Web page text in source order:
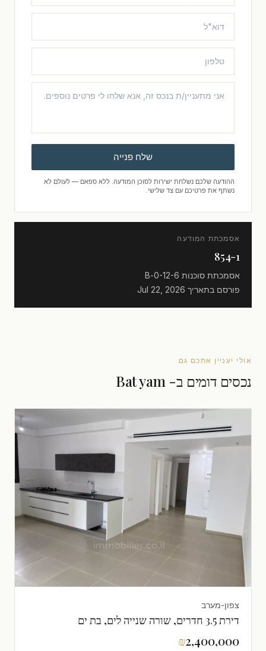
שלח פנייה
ההודעה שלכם נשלחת ישירות לסוכן המודעה. ללא ספאם — לעולם לא
נשתף את פרטיכם עם צד שלישי.
אסמכתת המודעה
854-1
אסמכתת סוכנות
פורסם בתאריך
אולי יעניין אתכם גם
נכסים דומים ב- Bat yam
צפון-מערב
דירת 3.5 חדרים, שורה שנייה לים, בת ים
₪2,400,000